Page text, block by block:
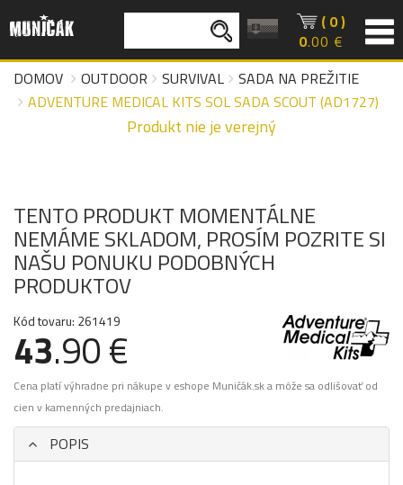
( 0 )
0.00 €
DOMOV
OUTDOOR SURVIVAL
SADA NA PREŽITIE
ADVENTURE MEDICAL KITS SOL SADA SCOUT (AD1727)
Produkt nie je verejný
TENTO PRODUKT MOMENTÁLNE
NEMÁME SKLADOM, PROSÍM POZRITE SI
NAŠU PONUKU PODOBNÝCH
PRODUKTOV
Kód tovaru: 261419
43.90 €
Cena platí výhradne pri nákupe v eshope Muničák.sk a môže sa odlišovať od
cien v kamenných predajniach.
POPIS